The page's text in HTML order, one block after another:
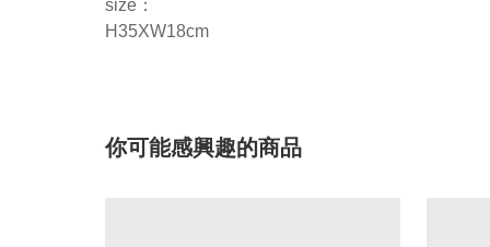
size：
H35XW18cm
你可能感興趣的商品